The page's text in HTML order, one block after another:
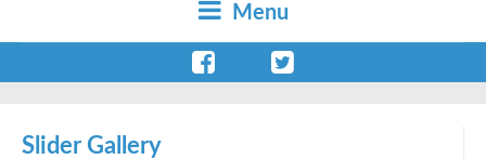
Menu
Slider Gallery